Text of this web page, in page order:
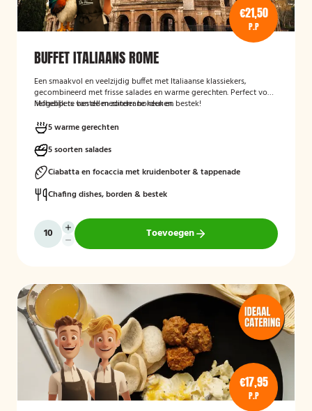
€21,50
P.P
BUFFET ITALIAANS ROME
Een smaakvol en veelzijdig buffet met Italiaanse klassiekers,
gecombineerd met frisse salades en warme gerechten. Perfect voor
liefhebbers van de mediterrane keuken.
Mogelijk te bestellen zonder borden en bestek!
5 warme gerechten
5 soorten salades
Ciabatta en focaccia met kruidenboter & tappenade
Chafing dishes, borden & bestek
Toevoegen
€17,95
P.P